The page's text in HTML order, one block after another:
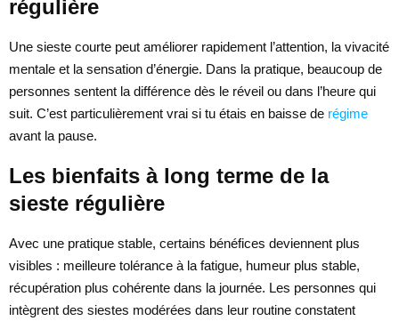
régulière
Une sieste courte peut améliorer rapidement l’attention, la vivacité
mentale et la sensation d’énergie. Dans la pratique, beaucoup de
personnes sentent la différence dès le réveil ou dans l’heure qui
suit. C’est particulièrement vrai si tu étais en baisse de régime
avant la pause.
Les bienfaits à long terme de la
sieste régulière
Avec une pratique stable, certains bénéfices deviennent plus
visibles : meilleure tolérance à la fatigue, humeur plus stable,
récupération plus cohérente dans la journée. Les personnes qui
intègrent des siestes modérées dans leur routine constatent